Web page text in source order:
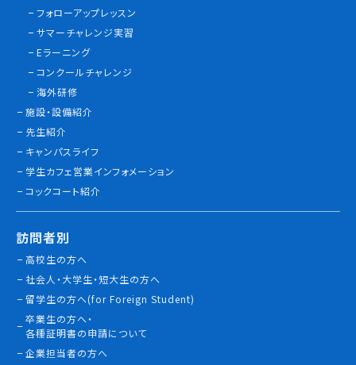
職員採用情報
情報公開
よくあるご質問
お問い合わせ
フォローアップレッスン
サマーチャレンジ実習
Eラーニング
コンクールチャレンジ
海外研修
施設・設備紹介
先生紹介
キャンパスライフ
学生カフェ営業インフォメーション
コックコート紹介
訪問者別
高校生の方へ
社会人・大学生・短大生の方へ
留学生の方へ(for Foreign Student)
卒業生の方へ・
各種証明書の申請について
企業担当者の方へ